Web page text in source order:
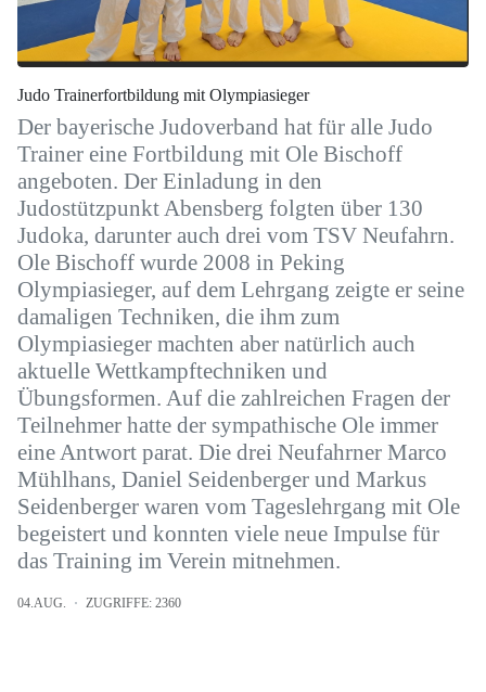
Judo Trainerfortbildung mit Olympiasieger
Der bayerische Judoverband hat für alle Judo
Trainer eine Fortbildung mit Ole Bischoff
angeboten. Der Einladung in den
Judostützpunkt Abensberg folgten über 130
Judoka, darunter auch drei vom TSV Neufahrn.
Ole Bischoff wurde 2008 in Peking
Olympiasieger, auf dem Lehrgang zeigte er seine
damaligen Techniken, die ihm zum
Olympiasieger machten aber natürlich auch
aktuelle Wettkampftechniken und
Übungsformen. Auf die zahlreichen Fragen der
Teilnehmer hatte der sympathische Ole immer
eine Antwort parat. Die drei Neufahrner Marco
Mühlhans, Daniel Seidenberger und Markus
Seidenberger waren vom Tageslehrgang mit Ole
begeistert und konnten viele neue Impulse für
das Training im Verein mitnehmen.
04.AUG. ZUGRIFFE: 2360